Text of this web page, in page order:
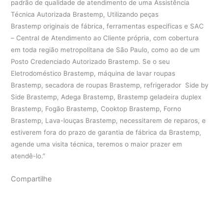
padrão de qualidade de atendimento de uma Assistência
Técnica Autorizada Brastemp, Utilizando peças
Brastemp originais de fábrica, ferramentas especificas e SAC
– Central de Atendimento ao Cliente própria, com cobertura
em toda região metropolitana de São Paulo, como ao de um
Posto Credenciado Autorizado Brastemp. Se o seu
Eletrodoméstico Brastemp, máquina de lavar roupas
Brastemp, secadora de roupas Brastemp, refrigerador Side by
Side Brastemp, Adega Brastemp, Brastemp geladeira duplex
Brastemp, Fogão Brastemp, Cooktop Brastemp, Forno
Brastemp, Lava-louças Brastemp, necessitarem de reparos, e
estiverem fora do prazo de garantia de fábrica da Brastemp,
agende uma visita técnica, teremos o maior prazer em
atendê-lo.”
Compartilhe